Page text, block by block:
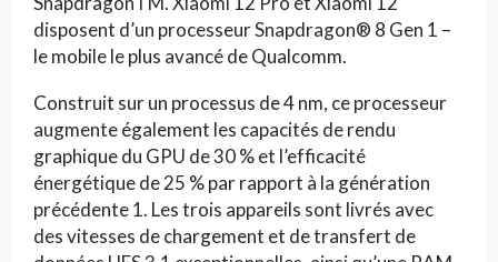
disposent d’un processeur Snapdragon® 8 Gen 1 –
le mobile le plus avancé de Qualcomm.
Construit sur un processus de 4 nm, ce processeur
augmente également les capacités de rendu
graphique du GPU de 30 % et l’efficacité
énergétique de 25 % par rapport à la génération
précédente 1. Les trois appareils sont livrés avec
des vitesses de chargement et de transfert de